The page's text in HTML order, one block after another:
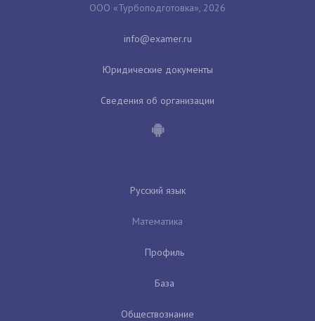
ООО «Турбоподготовка», 2026
Юридические документы
Сведения об организации
Русский язык
Математика
Профиль
База
Обществознание